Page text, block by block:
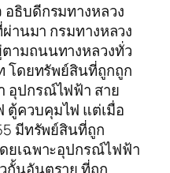
ธิบดีกรมทางหลวง
านมา กรมทางหลวง
ามถนนทางหลวงทั่ว
โดยทรัพย์สินที่ถูกถูก
อุปกรณ์ไฟฟ้า สาย
ควบคุมไฟ แต่เมื่อ
มีทรัพย์สินที่ถูก
ยเฉพาะอุปกรณ์ไฟฟ้า